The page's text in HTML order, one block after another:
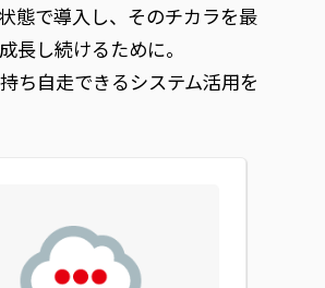
態で導入し、そのチカラを最
長し続けるために。
ち自走できるシステム活用を